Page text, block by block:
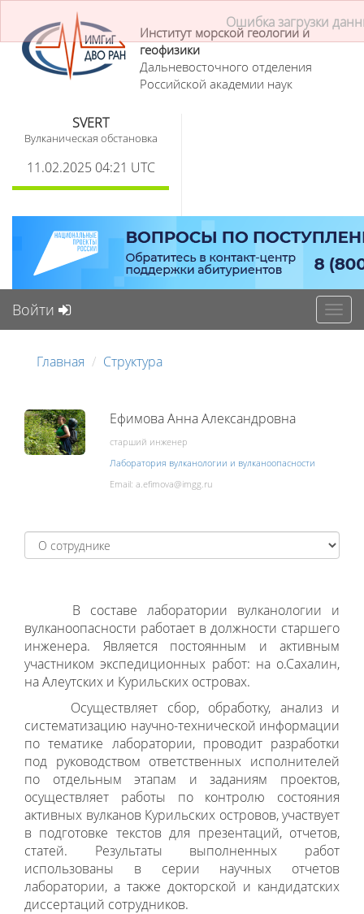
Институт морской геологии и
геофизики
Дальневосточного отделения
Российской академии наук
SVERT
Вулканическая обстановка
11.02.2025 04:21 UTC
Войти
Главная Структура
Ефимова Анна Александровна
старший инженер
Лаборатория вулканологии и вулканоопасности
Email:
В составе лаборатории вулканологии и
вулканоопасности работает в должности старшего
инженера. Является постоянным и активным
участником экспедиционных работ: на о.Сахалин,
на Алеутских и Курильских островах.
Осуществляет сбор, обработку, анализ и
систематизацию научно-технической информации
по тематике лаборатории, проводит разработки
под руководством ответственных исполнителей
по отдельным этапам и заданиям проектов,
осуществляет работы по контролю состояния
активных вулканов Курильских островов, участвует
в подготовке текстов для презентаций, отчетов,
статей. Результаты выполненных работ
использованы в серии научных отчетов
лаборатории, а также докторской и кандидатских
диссертаций сотрудников.